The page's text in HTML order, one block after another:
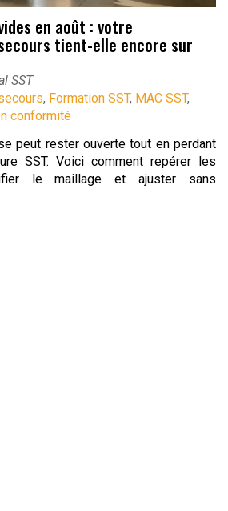
en août : votre
tient-elle encore sur
SST
, Formation SST, MAC SST,
conformité
peut rester ouverte tout en perdant
SST. Voici comment repérer les
le maillage et ajuster sans